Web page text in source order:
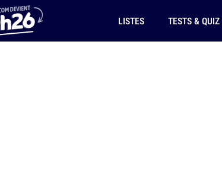
LISTES TESTS & QUIZ